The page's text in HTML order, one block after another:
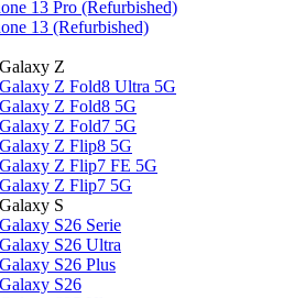
13 Pro (Refurbished)
13 (Refurbished)
Z
Z Fold8 Ultra 5G
Z Fold8 5G
Z Fold7 5G
Z Flip8 5G
Z Flip7 FE 5G
Z Flip7 5G
S
S26 Serie
S26 Ultra
S26 Plus
S26